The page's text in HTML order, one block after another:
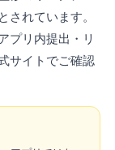
されています。
プリ内提出・リ
サイトでご確認